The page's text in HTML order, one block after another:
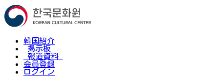
韓国紹介
掲示板
報道資料
会員登録
ログイン